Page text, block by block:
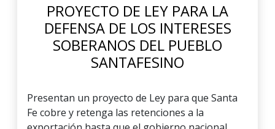
PROYECTO DE LEY PARA LA
DEFENSA DE LOS INTERESES
SOBERANOS DEL PUEBLO
SANTAFESINO
Presentan un proyecto de Ley para que Santa
Fe cobre y retenga las retenciones a la